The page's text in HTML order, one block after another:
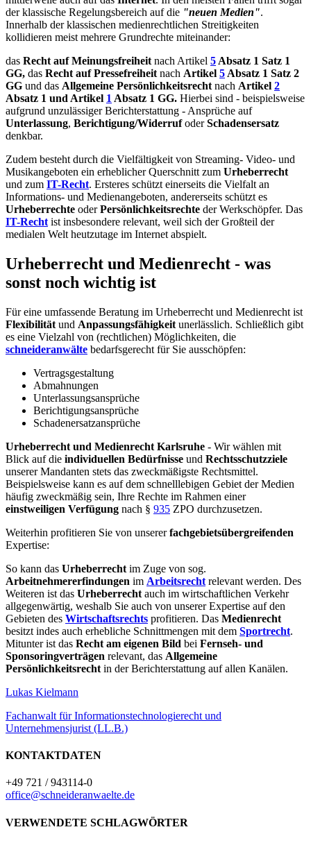
der klassische Regelungsbereich auf die "neuen Medien".
Innerhalb der klassischen medienrechtlichen Streitigkeiten
kollidieren meist mehrere Grundrechte miteinander:
das Recht auf Meinungsfreiheit nach Artikel 5 Absatz 1 Satz 1
GG, das Recht auf Pressefreiheit nach Artikel 5 Absatz 1 Satz 2
GG und das Allgemeine Persönlichkeitsrecht nach Artikel 2
Absatz 1 und Artikel 1 Absatz 1 GG. Hierbei sind - beispielsweise
aufgrund unzulässiger Berichterstattung - Ansprüche auf
Unterlassung, Berichtigung/WiderrufoderSchadensersatz
denkbar.
Zudem besteht durch die Vielfältigkeit von Streaming- Video- und
Musikangeboten ein erheblicher Querschnitt zum Urheberrecht
und zum IT-Recht. Ersteres schützt einerseits die Vielfalt an
Informations- und Medienangeboten, andererseits schützt es
Urheberrechte oderPersönlichkeitsrechte der Werkschöpfer. Das
IT-Recht ist insbesondere relevant, weil sich der Großteil der
medialen Welt heutzutage im Internet abspielt.
Urheberrecht und Medienrecht - was
sonst noch wichtig ist
Für eine umfassende Beratung im Urheberrecht und Medienrecht ist
Flexibilität und Anpassungsfähigkeit unerlässlich. Schließlich gibt
es eine Vielzahl von (rechtlichen) Möglichkeiten, die
schneideranwälte bedarfsgerecht für Sie ausschöpfen:
Vertragsgestaltung
Abmahnungen
Unterlassungsansprüche
Berichtigungsansprüche
Schadenersatzansprüche
Urheberrecht und Medienrecht Karlsruhe - Wir wählen mit
Blick auf die individuellen Bedürfnisse und Rechtsschutzziele
unserer Mandanten stets das zweckmäßigste Rechtsmittel.
Beispielsweise kann es auf dem schnelllebigen Gebiet der Medien
häufig zweckmäßig sein, Ihre Rechte im Rahmen einer
einstweiligen Verfügung nach § 935 ZPO durchzusetzen.
Weiterhin profitieren Sie von unsererfachgebietsübergreifenden
Expertise:
So kann das Urheberrecht im Zuge von sog.
Arbeitnehmererfindungen im Arbeitsrecht relevant werden. Des
Weiteren ist das Urheberrecht auch im wirtschaftlichen Verkehr
allgegenwärtig, weshalb Sie auch von unserer Expertise auf den
Gebieten des Wirtschaftsrechts profitieren. Das Medienrecht
besitzt indes auch erhebliche Schnittmengen mit dem Sportrecht.
Mitunter ist das Recht am eigenen Bild bei Fernseh- und
Sponsoringverträgen relevant, das Allgemeine
Persönlichkeitsrecht in der Berichterstattung auf allen Kanälen.
Lukas Kielmann
Fachanwalt für Informationstechnologierecht und
Unternehmensjurist (LL.B.)
KONTAKTDATEN
+49 721 / 943114-0
office@schneideranwaelte.de
VERWENDETE SCHLAGWÖRTER